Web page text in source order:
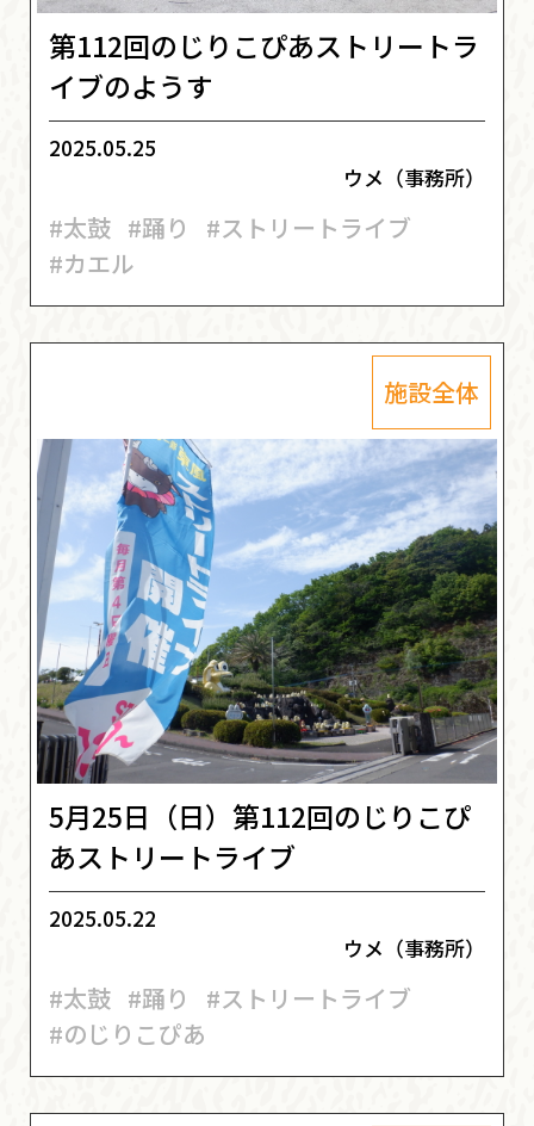
第112回のじりこぴあストリートラ
イブのようす
2025.05.25
ウメ（事務所）
#太鼓 #踊り
#ストリートライブ
#カエル
施設全体
5月25日（日）第112回のじりこぴ
あストリートライブ
2025.05.22
ウメ（事務所）
#太鼓 #踊り
#ストリートライブ
#のじりこぴあ